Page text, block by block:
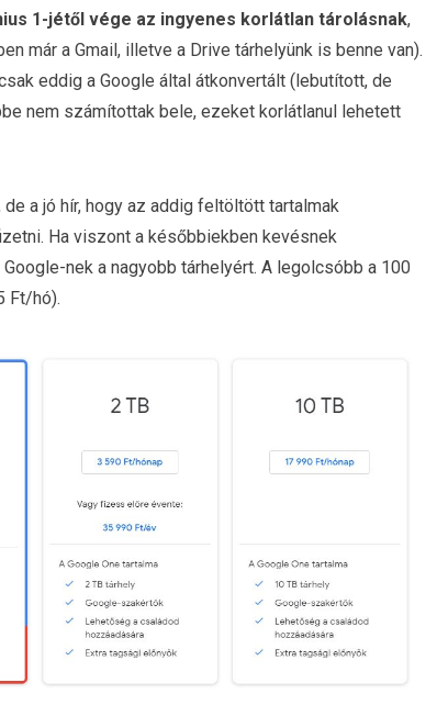
1-jétől vége az ingyenes korlátlan tárolásnak,
már a Gmail, illetve a Drive tárhelyünk is benne van).
eddig a Google által átkonvertált (lebutított, de
nem számítottak bele, ezeket korlátlanul lehetett
a jó hír, hogy az addig feltöltött tartalmak
Ha viszont a későbbiekben kevésnek
nek a nagyobb tárhelyért. A legolcsóbb a 100
Ft/hó).